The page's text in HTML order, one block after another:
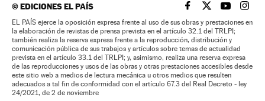
©EDICIONES EL PAÍS EL PAÍS BRASIL EN
EL PAÍSEL PAÍS
EL
EL PAÍS ejerce la oposición expresa frente al uso de sus obras y prestaciones en
la elaboración de revistas de prensa prevista en el artículo 32.1 del TRLPI;
también realiza la reserva expresa frente a la reproducción, distribución y
comunicación pública de sus trabajos y artículos sobre temas de actualidad
prevista en el artículo 33.1 del TRLPI; y, asimismo, realiza una reserva expresa
de las reproducciones y usos de las obras y otras prestaciones accesibles desde
este sitio web a medios de lectura mecánica u otros medios que resulten
adecuados a tal fin de conformidad con el artículo 67.3 del Real Decreto - ley
24/2021, de 2 de noviembre